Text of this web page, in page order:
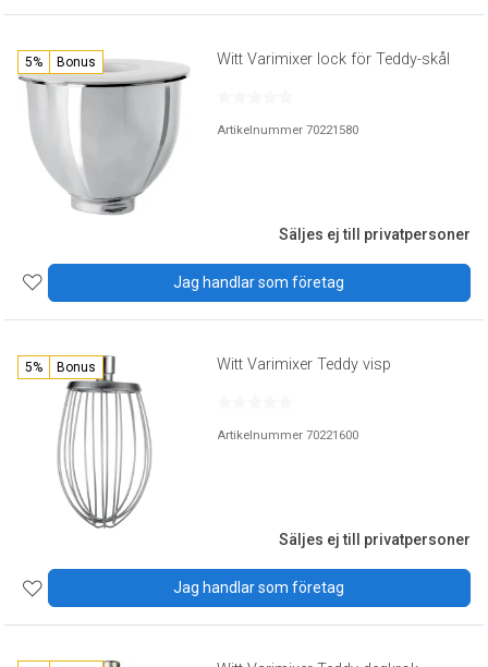
5% Bonus Witt Varimixer lock för Teddy-skål
Artikelnummer 70221580
Säljes ej till privatpersoner
Jag handlar som företag
5% Bonus Witt Varimixer Teddy visp
Artikelnummer 70221600
Säljes ej till privatpersoner
Jag handlar som företag